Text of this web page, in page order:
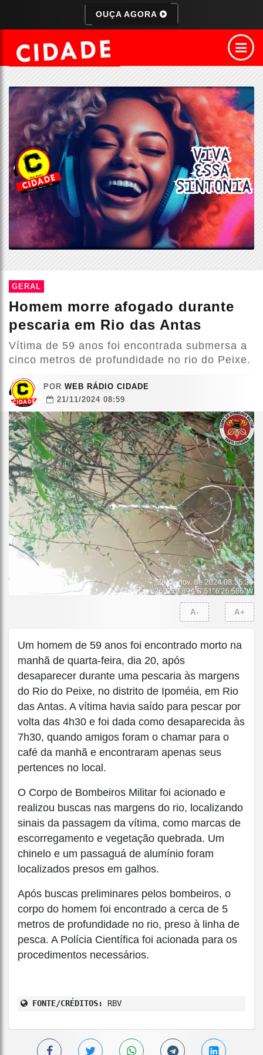
OUÇA AGORA
GERAL
Homem morre afogado durante
pescaria em Rio das Antas
Vítima de 59 anos foi encontrada submersa a
cinco metros de profundidade no rio do Peixe.
POR WEB RÁDIO CIDADE
21/11/2024 08:59
A- A+
Um homem de 59 anos foi encontrado morto na
manhã de quarta-feira, dia 20, após
desaparecer durante uma pescaria às margens
do Rio do Peixe, no distrito de Ipoméia, em Rio
das Antas. A vítima havia saído para pescar por
volta das 4h30 e foi dada como desaparecida às
7h30, quando amigos foram o chamar para o
café da manhã e encontraram apenas seus
pertences no local.
O Corpo de Bombeiros Militar foi acionado e
realizou buscas nas margens do rio, localizando
sinais da passagem da vítima, como marcas de
escorregamento e vegetação quebrada. Um
chinelo e um passaguá de alumínio foram
localizados presos em galhos.
Após buscas preliminares pelos bombeiros, o
corpo do homem foi encontrado a cerca de 5
metros de profundidade no rio, preso à linha de
pesca. A Polícia Científica foi acionada para os
procedimentos necessários.
FONTE/CRÉDITOS: RBV